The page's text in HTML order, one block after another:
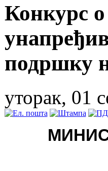
Конкурс
подршку
уторак, 01